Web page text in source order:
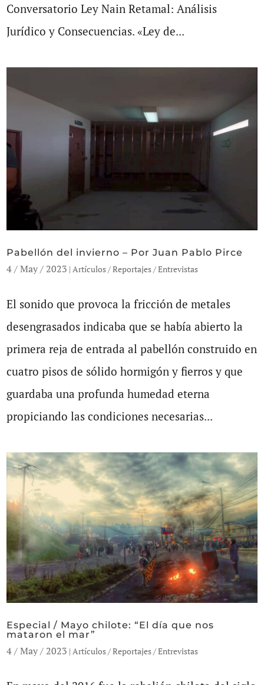
Conversatorio Ley Nain Retamal: Análisis
Jurídico y Consecuencias. «Ley de...
Pabellón del invierno – Por Juan Pablo Pirce
4 / May / 2023 | Artículos / Reportajes / Entrevistas
El sonido que provoca la fricción de metales
desengrasados indicaba que se había abierto la
primera reja de entrada al pabellón construido en
cuatro pisos de sólido hormigón y fierros y que
guardaba una profunda humedad eterna
propiciando las condiciones necesarias...
Especial / Mayo chilote: “El día que nos
mataron el mar”
4 / May / 2023 |Artículos / Reportajes / Entrevistas